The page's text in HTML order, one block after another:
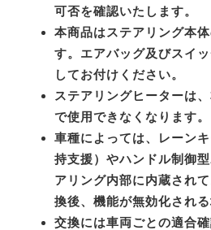
可否を確認いたします。
本商品はステアリング本
す。エアバッグ及びスイ
してお付けください。
ステアリングヒーターは
で使用できなくなります。
車種によっては、レーン
持支援）やハンドル制御
アリング内部に内蔵され
換後、機能が無効化される
交換には車両ごとの適合